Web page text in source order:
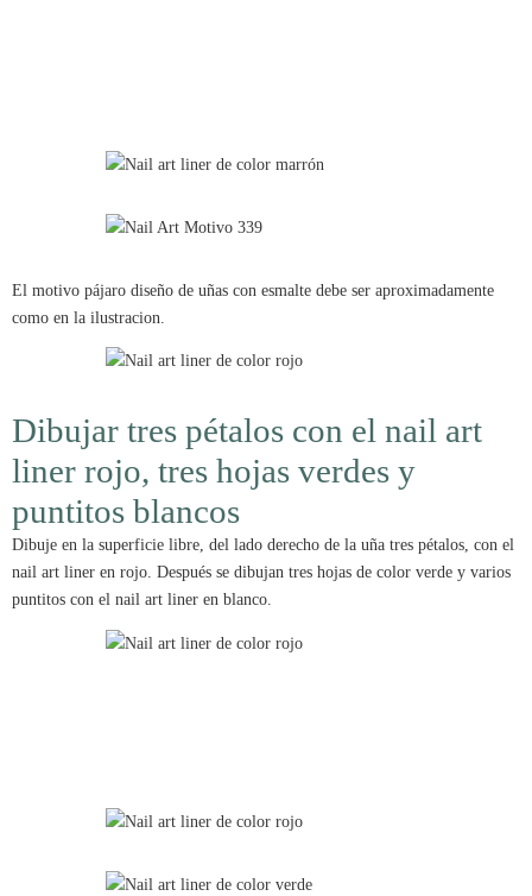
El motivo pájaro diseño de uñas con esmalte debe ser aproximadamente
como en la ilustracion.
Dibujar tres pétalos con el nail art
liner rojo, tres hojas verdes y
puntitos blancos
Dibuje en la superficie libre, del lado derecho de la uña tres pétalos, con el
nail art liner en rojo. Después se dibujan tres hojas de color verde y varios
puntitos con el nail art liner en blanco.